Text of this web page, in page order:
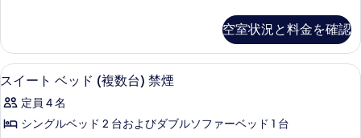
細
空室状況と料金を確認
ス
イ
ー
セーフティボックス (室内)、デスク
14
スイート ベッド (複数台) 禁煙
定員 4 名
シングルベッド 2 台およびダブルソファーベッド 1 台